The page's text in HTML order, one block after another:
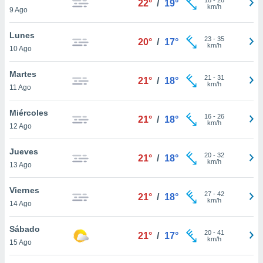
más
nuestra
y
de
disponible
cookies
aceptar
9 Ago
22° / 19°
km/h
Lunes
10 Ago
20° / 17° 23- 35
km/h
Martes
11 Ago
21° / 18° 21 - 31
km/h
Miércoles
12 Ago
21° / 18° 16- 26
km/h
Jueves
13 Ago
21° / 18° 20- 32
km/h
Viernes
14 Ago
21° / 18° 27- 42
km/h
Sábado
15 Ago
21° / 17° 20- 41
km/h